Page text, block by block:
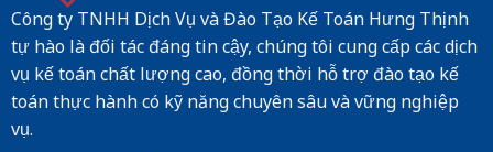
Công ty TNHH Dịch Vụ và Đào Tạo Kế Toán Hưng Thịnh
tự hào là đối tác đáng tin cậy, chúng tôi cung cấp các dịch
vụ kế toán chất lượng cao, đồng thời hỗ trợ đào tạo kế
toán thực hành có kỹ năng chuyên sâu và vững nghiệp
vụ.